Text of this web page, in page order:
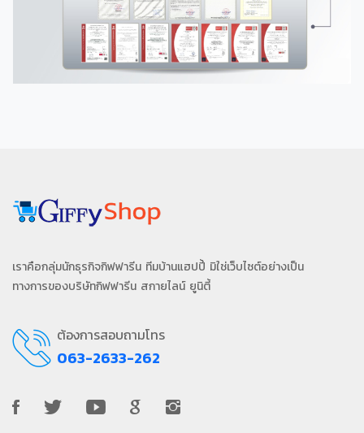
เราคือกลุ่มนักธุรกิจกิฟฟารีน ทีมบ้านแฮปปี้ มิใช่เว็บไซต์อย่างเป็น
ทางการของบริษัทกิฟฟารีน สกายไลน์ ยูนิตี้
ต้องการสอบถามโทร
063-2633-262